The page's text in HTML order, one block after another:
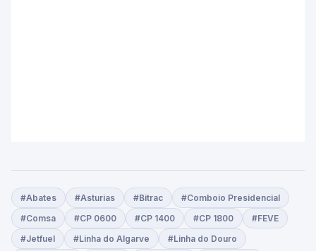
#Abates #Asturias #Bitrac
#Comboio Presidencial
#Comsa
#CP 0600 #CP 1400 #CP 1800
#FEVE
#Jetfuel
#Linha do Algarve
#Linha do Douro